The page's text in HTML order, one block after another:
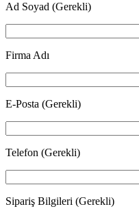
Ad Soyad (Gerekli)
Firma Adı
E-Posta (Gerekli)
Telefon (Gerekli)
Sipariş Bilgileri (Gerekli)